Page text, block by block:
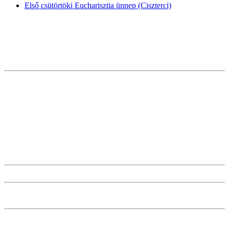
Első csütörtöki Eucharisztia ünnep (Ciszterci)